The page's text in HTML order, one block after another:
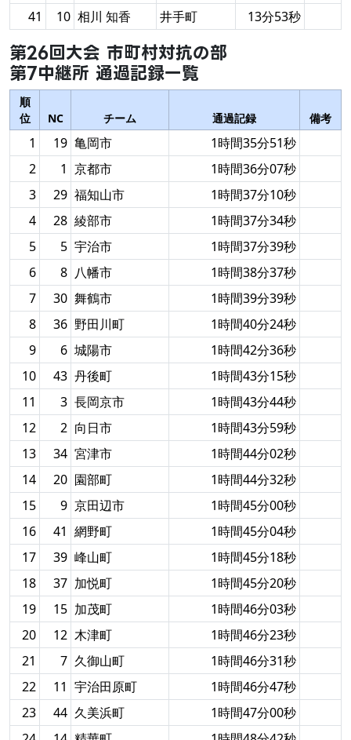
41
10 相川 知香 井手町 13分53秒
第26回大会 市町村対抗の部
第7中継所 通過記録一覧
順
位
NC チーム 通過記録 備考
1 19 亀岡市
1時間35分51秒
2
1 京都市
1時間36分07秒
3
29 福知山市
1時間37分10秒
4
28 綾部市
1時間37分34秒
5
5 宇治市
1時間37分39秒
6
8 八幡市
1時間38分37秒
7
30 舞鶴市
1時間39分39秒
8
36 野田川町
1時間40分24秒
9
6 城陽市
1時間42分36秒
10
43 丹後町
1時間43分15秒
11
3 長岡京市
1時間43分44秒
12
2 向日市
1時間43分59秒
13
34 宮津市
1時間44分02秒
14
20 園部町
1時間44分32秒
15
9 京田辺市
1時間45分00秒
16
41 網野町
1時間45分04秒
17
39 峰山町
1時間45分18秒
18
37 加悦町
1時間45分20秒
19
15 加茂町
1時間46分03秒
20
12 木津町
1時間46分23秒
21
7 久御山町
1時間46分31秒
22
11 宇治田原町
1時間46分47秒
23
44 久美浜町
1時間47分00秒